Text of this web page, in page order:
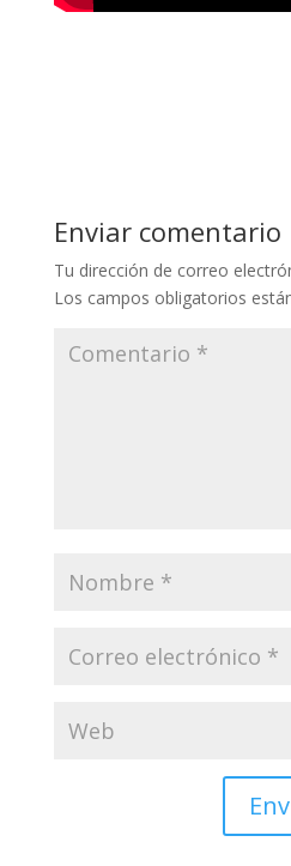
Enviar comentario
Tu dirección de correo
Los campos obligatorios